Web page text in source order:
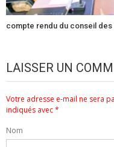
compte rendu du conseil
LAISSER UN
Votre adresse e-mail ne sera
indiqués avec*
Nom